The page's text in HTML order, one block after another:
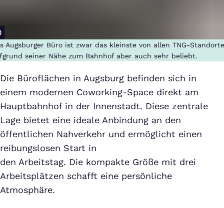
Augsburger Büro ist zwar das kleinste von allen TNG-
seiner Nähe zum Bahnhof aber auch sehr beliebt.
Die Büroflächen in Augsburg befinden sich in
einem modernen Coworking-Space direkt am
Hauptbahnhof in der Innenstadt. Diese zentrale
Lage bietet eine ideale Anbindung an den
öffentlichen Nahverkehr und ermöglicht einen
reibungslosen Start in
den Arbeitstag. Die kompakte Größe mit drei
Arbeitsplätzen schafft eine persönliche
Atmosphäre.